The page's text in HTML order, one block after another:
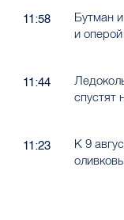
11:58
Бутман
и оперой
11:44
спустят
11:23
К 9